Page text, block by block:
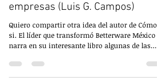
Lecciones y autores: Principios
para buenas vidas, equipos y
empresas (Luis G. Campos)
si. El líder que transformó Betterware México
narra en su interesante libro algunas de las